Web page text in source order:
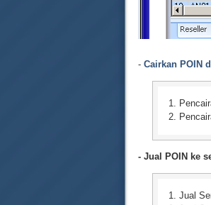
- Cairkan POIN
- Jual POIN ke
Jual